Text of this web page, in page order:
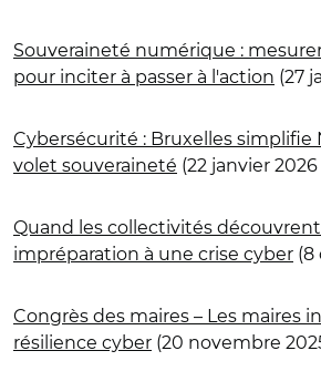
Souveraineté numérique :
pour inciter à passer à l'action (27
Cybersécurité : Bruxelles simplifie
volet souveraineté (22 janvier 2026
Quand les collectivités
impréparation à une crise cyber (8
Congrès des maires – Les maires
résilience cyber (20 novembre